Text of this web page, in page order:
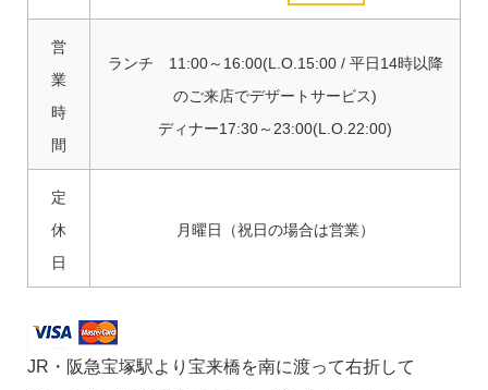
営
業
時
間
ランチ 11:00～16:00(L.O.15:00 / 平日14時以降
のご来店でデザートサービス)
ディナー17:30～23:00(L.O.22:00)
定
休
日
月曜日（祝日の場合は営業）
JR・阪急宝塚駅より宝来橋を南に渡って右折して